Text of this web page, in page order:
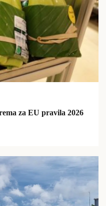
za EU pravila 2026